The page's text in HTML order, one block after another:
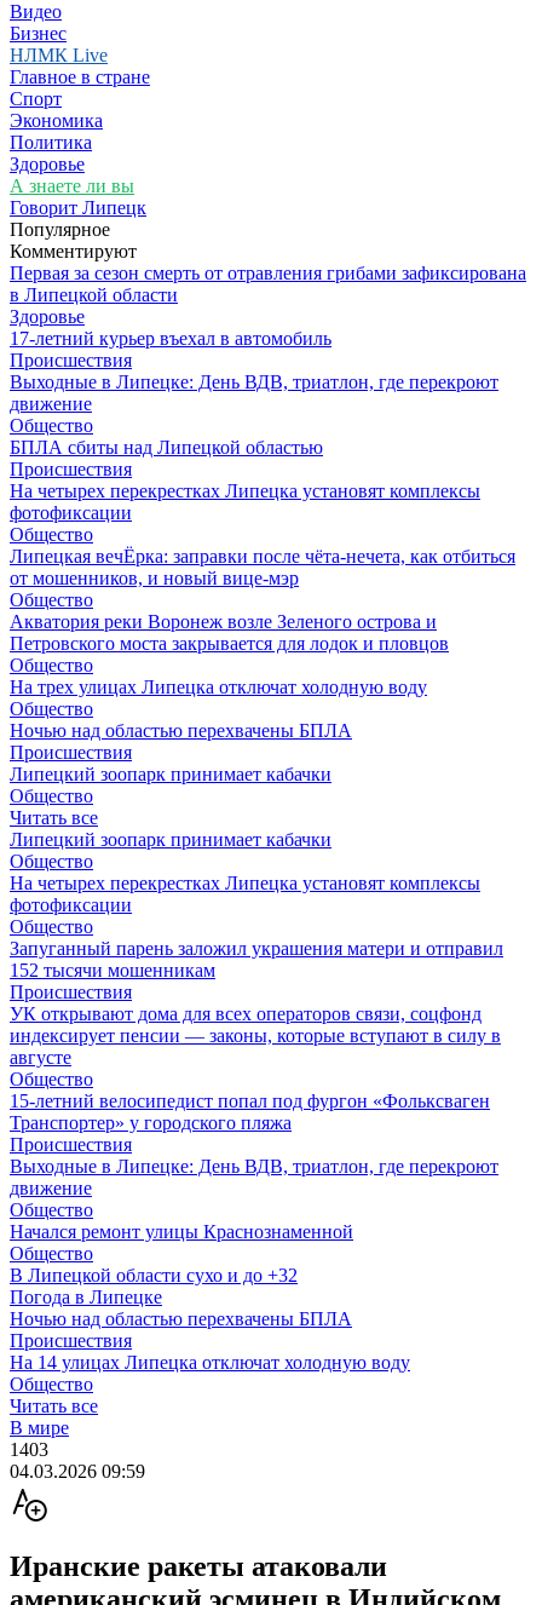
Видео
Бизнес
НЛМК Live
Главное в стране
Спорт
Экономика
Политика
Здоровье
А знаете ли вы
Говорит Липецк
Популярное
Комментируют
Первая за сезон смерть от отравления грибами зафиксирована
в Липецкой области
Здоровье
17-летний курьер въехал в автомобиль
Происшествия
Выходные в Липецке: День ВДВ, триатлон, где перекроют
движение
Общество
БПЛА сбиты над Липецкой областью
Происшествия
На четырех перекрестках Липецка установят комплексы
фотофиксации
Общество
Липецкая вечЁрка: заправки после чёта-нечета, как отбиться
от мошенников, и новый вице-мэр
Общество
Акватория реки Воронеж возле Зеленого острова и
Петровского моста закрывается для лодок и пловцов
Общество
На трех улицах Липецка отключат холодную воду
Общество
Ночью над областью перехвачены БПЛА
Происшествия
Липецкий зоопарк принимает кабачки
Общество
Читать все
Липецкий зоопарк принимает кабачки
Общество
На четырех перекрестках Липецка установят комплексы
фотофиксации
Общество
Запуганный парень заложил украшения матери и отправил
152 тысячи мошенникам
Происшествия
УК открывают дома для всех операторов связи, соцфонд
индексирует пенсии — законы, которые вступают в силу в
августе
Общество
15-летний велосипедист попал под фургон «Фольксваген
Транспортер» у городского пляжа
Происшествия
Выходные в Липецке: День ВДВ, триатлон, где перекроют
движение
Общество
Начался ремонт улицы Краснознаменной
Общество
В Липецкой области сухо и до +32
Погода в Липецке
Ночью над областью перехвачены БПЛА
Происшествия
На 14 улицах Липецка отключат холодную воду
Общество
Читать все
В мире
1403
04.03.2026 09:59
Иранские ракеты атаковали